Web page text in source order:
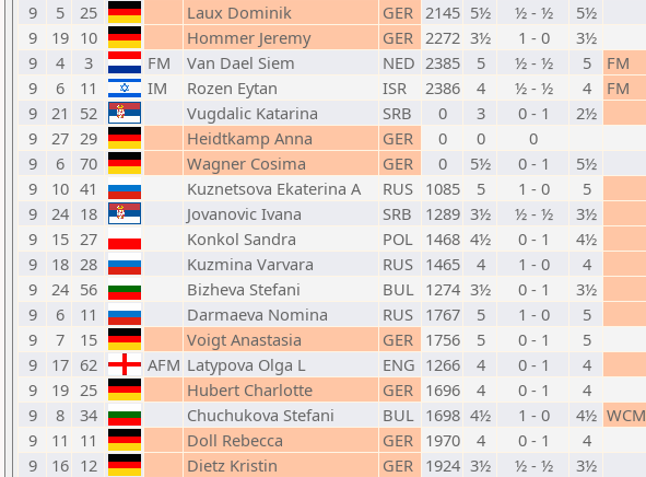
9
5 25 Laux Dominik GER 2145 5½ ½ - ½ 5½
9
19 10 Hommer Jeremy GER 2272 3½ 1 - 0 3½
9
4 3 FM Van Dael Siem NED 2385 5 ½ - ½ 5 FM
9
6 11 IM Rozen Eytan ISR 2386 4 ½ - ½ 4 FM
9
21 52 Vugdalic Katarina SRB 0 3 0 - 1 2½
9
27 29 Heidtkamp Anna GER 0 0 0
9
6 70 Wagner Cosima GER 0 5½ 0 - 1 5½
9
10 41 Kuznetsova Ekaterina A RUS 1085 5 1 - 0 5
9
24 18 Jovanovic Ivana SRB 1289 3½ ½ - ½ 3½
9
15 27 Konkol Sandra POL 1468 4½ 0 - 1 4½
9
18 28 Kuzmina Varvara RUS 1465 4 1 - 0 4
9
24 56 Bizheva Stefani BUL 1274 3½ 0 - 1 3½
9
6 11 Darmaeva Nomina RUS 1767 5 1 - 0 5
9
7 15 Voigt Anastasia GER 1756 5 0 - 1 5
9
17 62 AFM Latypova Olga L ENG 1266 4 0 - 1 4
9
19 25 Hubert Charlotte GER 1696 4 0 - 1 4
9
8 34 Chuchukova Stefani BUL 1698 4½ 1 - 0 4½ WCM
9
11 11 Doll Rebecca GER 1970 4 0 - 1 4
9
16 12 Dietz Kristin GER 1924 3½ ½ - ½ 3½